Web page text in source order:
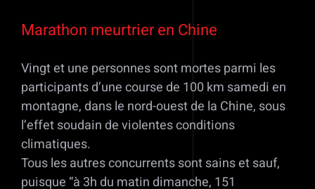
Marathon meurtrier en Chine
Vingt et une personnes sont mortes parmi les
participants d’une course de 100 km samedi en
montagne, dans le nord-ouest de la Chine, sous
l’effet soudain de violentes conditions
climatiques.
Tous les autres concurrents sont sains et sauf,
puisque “à 3h du matin dimanche, 151